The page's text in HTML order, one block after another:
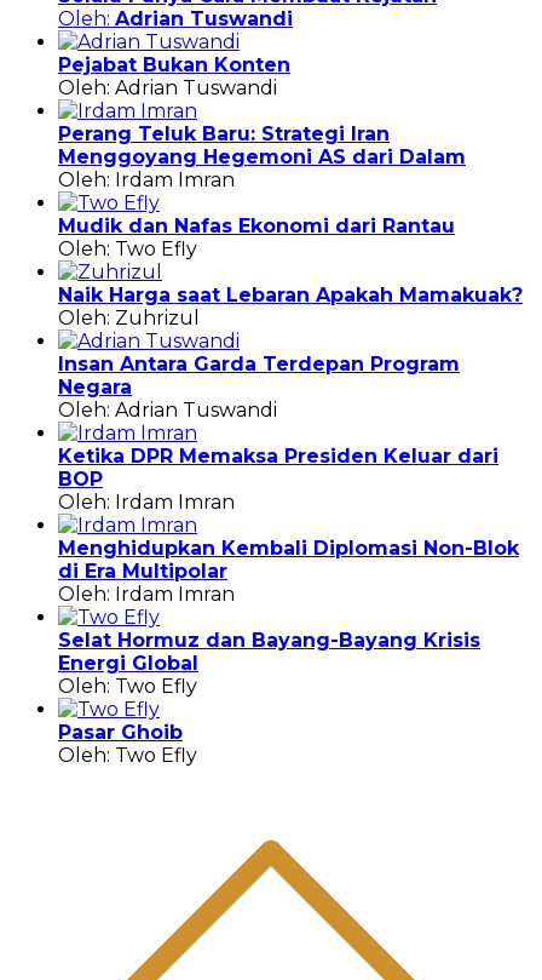
Oleh: Adrian Tuswandi
Pejabat Bukan Konten
Oleh: Adrian Tuswandi
Perang Teluk Baru: Strategi Iran
Menggoyang Hegemoni AS dari Dalam
Oleh: Irdam Imran
Mudik dan Nafas Ekonomi dari Rantau
Oleh: Two Efly
Naik Harga saat Lebaran Apakah Mamakuak?
Oleh: Zuhrizul
Insan Antara Garda Terdepan Program
Negara
Oleh: Adrian Tuswandi
Ketika DPR Memaksa Presiden Keluar dari
BOP
Oleh: Irdam Imran
Menghidupkan Kembali Diplomasi Non-Blok
di Era Multipolar
Oleh: Irdam Imran
Selat Hormuz dan Bayang-Bayang Krisis
Energi Global
Oleh: Two Efly
Pasar Ghoib
Oleh: Two Efly